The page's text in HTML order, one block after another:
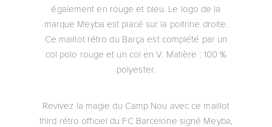
également en rouge et bleu. Le logo de la
marque Meyba est placé sur la poitrine droite.
Ce maillot rétro du Barça est complété par un
col polo rouge et un col en V. Matière : 100 %
polyester.
Revivez la magie du Camp Nou avec ce maillot
third rétro officiel du FC Barcelone signé Meyba,